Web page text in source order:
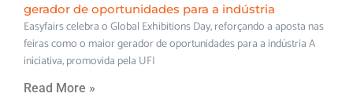
gerador de oportunidades para a indústria
Easyfairs celebra o Global Exhibitions Day, reforçando a aposta nas
feiras como o maior gerador de oportunidades para a indústria A
iniciativa, promovida pela UFI
Read More »